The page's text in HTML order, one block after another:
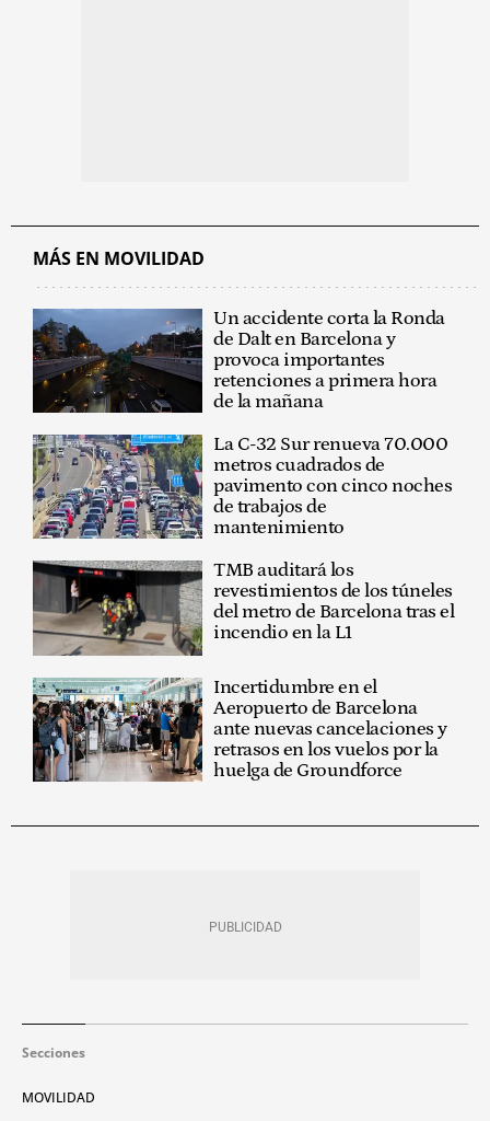
MÁS EN MOVILIDAD
Un accidente corta la Ronda
de Dalt en Barcelona y
provoca importantes
retenciones a primera hora
de la mañana
La C-32 Sur renueva 70.000
metros cuadrados de
pavimento con cinco noches
de trabajos de
mantenimiento
TMB auditará los
revestimientos de los túneles
del metro de Barcelona tras el
incendio en la L1
Incertidumbre en el
Aeropuerto de Barcelona
ante nuevas cancelaciones y
retrasos en los vuelos por la
huelga de Groundforce
Secciones
MOVILIDAD